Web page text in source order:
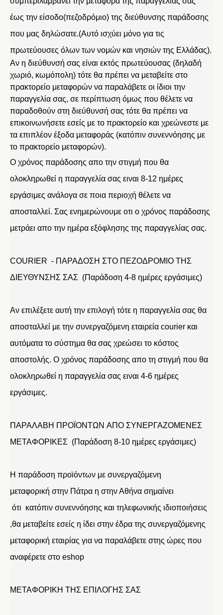
έως την είσοδο(πεζοδρόμιο) της διεύθυνσης παράδοσης
που μας δηλώσατε.(Αυτό ισχύει μόνο για τις
πρωτεύουσες όλων των νομών και νησιών της Ελλάδας).
Αν η διεύθυνσή σας είναι εκτός πρωτεύουσας (δηλαδή
χωριό, κωμόπολη) τότε θα πρέπει να μεταβείτε στο
πρακτορείο μεταφορών να παραλάβετε οι ίδιοι την
παραγγελία σας, σε περίπτωση όμως που θέλετε να
παραδοθούν στη διεύθυνσή σας τότε θα πρέπει να
επικοινωνήσετε εσείς με το πρακτορείο και χρεώνεστε με
τα επιπλέον έξοδα μεταφοράς (κατόπιν συνεννόησης με
το πρακτορείο μεταφορών).
Ο χρόνος παράδοσης απο την στιγμή που θα
ολοκληρωθεί η παραγγελία σας ειναι 8-12 ημέρες
εργάσιμες ανάλογα σε ποια περιοχή θέλετε να
αποσταλλεί. Σας ενημερώνουμε οτι ο χρόνος παράδοσης
μετράει απο την ημέρα εξόφλησης της παραγγελίας σας.
COURIER - ΠΑΡΑΔΟΣΗ ΣΤΟ ΠΕΖΟΔΡΟΜΙΟ ΤΗΣ
ΔΙΕΥΘΥΝΣΗΣ ΣΑΣ (Παράδοση 4-8 ημέρες εργάσιμες)
Αν επιλέξετε αυτή την επιλογή τότε η παραγγελία σας θα
αποσταλλεί με την συνεργαζόμενη εταιρεία courier και
αυτόματα το σύστημα θα σας χρεώσει το κόστος
αποστολής. Ο χρόνος παράδοσης απο τη στιγμή που θα
ολοκληρωθεί η παραγγελία σας ειναι 4-6 ημέρες
εργάσιμες.
ΠΑΡΑΛΑΒΗ ΠΡΟΪΟΝΤΩΝ ΑΠΟ ΣΥΝΕΡΓΑΖΟΜΕΝΕΣ
ΜΕΤΑΦΟΡΙΚΕΣ (Παράδοση 8-10 ημέρες εργάσιμες)
Η παράδοση προϊόντων με συνεργαζόμενη
μεταφορική στην Πάτρα η στην Αθήνα σημαίνει
ότι κατόπιν συνεννόησης και τηλεφωνικής ιδιοποιήσεις
,θα μεταβείτε εσείς η ίδει στην έδρα της συνεργαζόμενης
μεταφορική εταιρίας για να παραλάβετε στης ώρες που
αναφέρετε στο eshop
ΜΕΤΑΦΟΡΙΚΗ ΤΗΣ ΕΠΙΛΟΓΗΣ ΣΑΣ